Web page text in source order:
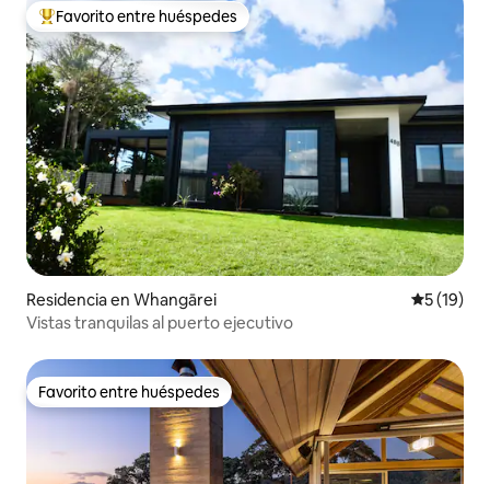
De los mejores en Favorito entre huéspedes
Favorito entre huéspedes
Residencia en Whangārei
5 (19)
Vistas tranquilas al puerto ejecutivo
Favorito entre huéspedes
Favorito entre huéspedes